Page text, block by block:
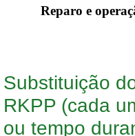
Reparo e
Substituição
RKPP (cada
ou tempo